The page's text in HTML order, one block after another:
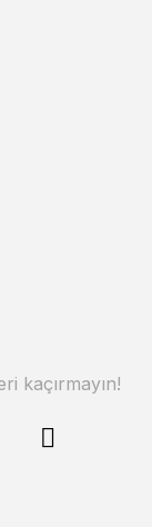
kaçırmayın!